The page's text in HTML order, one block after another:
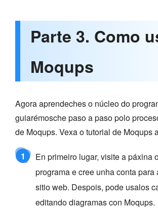
Parte 3. Como
Moqups
Agora aprendeches o núcleo do
guiarémosche paso a paso polo
de Moqups. Vexa o tutorial de Moqups
1
En primeiro lugar, visite a páxina
programa e cree unha conta para
sitio web. Despois, pode usalos
editando diagramas con Moqups.